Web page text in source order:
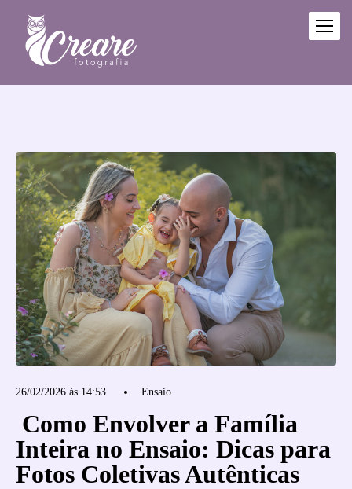
26/02/2026 às 14:53 Ensaio
Como Envolver a Família
Inteira no Ensaio: Dicas para
Fotos Coletivas Autênticas